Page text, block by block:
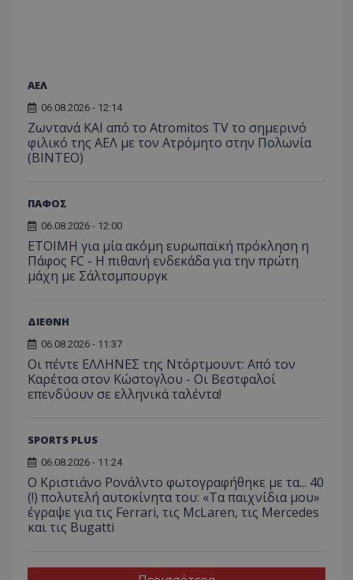
ΑΕΛ
06.08.2026 - 12:14
Ζωντανά ΚΑΙ από το Atromitos TV το σημερινό
φιλικό της ΑΕΛ με τον Ατρόμητο στην Πολωνία
(ΒΙΝΤΕΟ)
ΠΑΦΟΣ
06.08.2026 - 12:00
ΕΤΟΙΜΗ για μία ακόμη ευρωπαϊκή πρόκληση η
Πάφος FC - Η πιθανή ενδεκάδα για την πρώτη
μάχη με Σάλτσμπουργκ
ΔΙΕΘΝΗ
06.08.2026 - 11:37
Οι πέντε ΕΛΛΗΝΕΣ της Ντόρτμουντ: Από τον
Καρέτσα στον Κώστογλου - Οι Βεστφαλοί
επενδύουν σε ελληνικά ταλέντα!
SPORTS PLUS
06.08.2026 - 11:24
Ο Κριστιάνο Ρονάλντο φωτογραφήθηκε με τα... 40
(!) πολυτελή αυτοκίνητα του: «Τα παιχνίδια μου»
έγραψε για τις Ferrari, τις McLaren, τις Mercedes
και τις Bugatti